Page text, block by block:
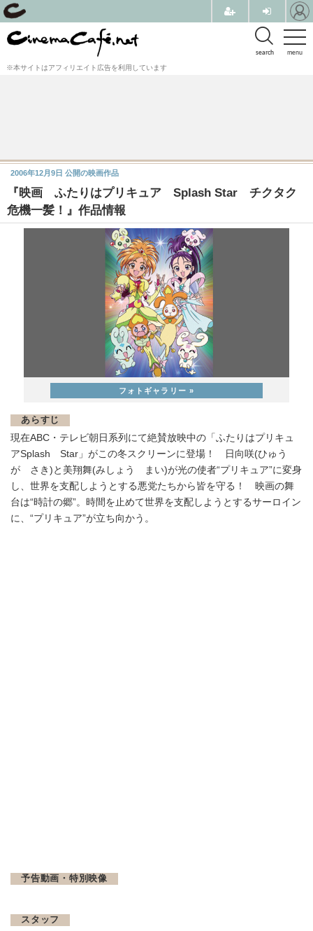
menu
search
※本サイトはアフィリエイト広告を利用しています
『映画 ふたりはプリキュア Splash Star チクタク
危機一髪！』作品情報
2006年12月9日 公開の映画作品
あらすじ
現在ABC・テレビ朝日系列にて絶賛放映中の「ふたりはプリキュ
アSplash Star」がこの冬スクリーンに登場！ 日向咲(ひゅう
が さき)と美翔舞(みしょう まい)が光の使者“プリキュア”に変身
し、世界を支配しようとする悪党たちから皆を守る！ 映画の舞
台は“時計の郷”。時間を止めて世界を支配しようとするサーロイン
に、“プリキュア”が立ち向かう。
予告動画・特別映像
スタッフ